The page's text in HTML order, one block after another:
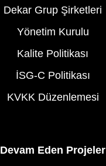
Dekar Grup Şirketleri
Yönetim Kurulu
Kalite Politikası
İSG-C Politikası
KVKK Düzenlemesi
Devam Eden Projeler